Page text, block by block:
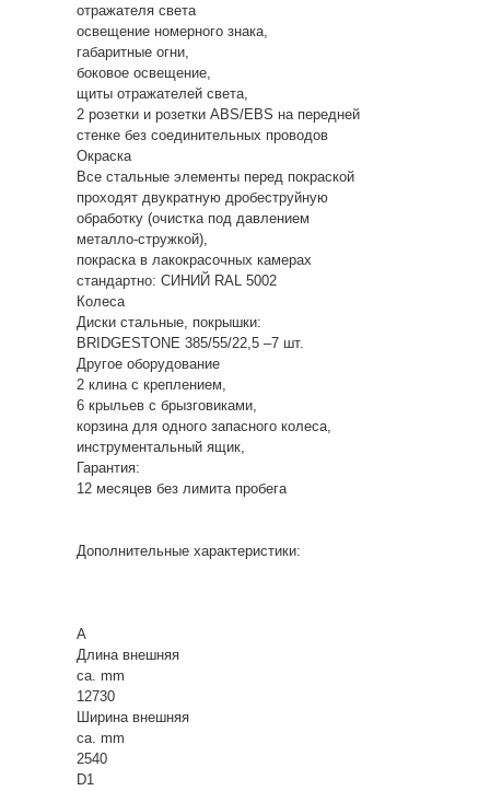
отражателя света
освещение номерного знака,
габаритные огни,
боковое освещение,
щиты отражателей света,
2 розетки и розетки ABS/EBS на передней
стенке без соединительных проводов
Окраска
Все стальные элементы перед покраской
проходят двукратную дробеструйную
обработку (очистка под давлением
металло-стружкой),
покраска в лакокрасочных камерах
стандартно: СИНИЙ RAL 5002
Колеса
Диски стальные, покрышки:
BRIDGESTONE 385/55/22,5 –7 шт.
Другое оборудование
2 клина с креплением,
6 крыльев с брызговиками,
корзина для одного запасного колеса,
инструментальный ящик,
Гарантия:
12 месяцев без лимита пробега
Дополнительные характеристики:
A
Длина внешняя
ca. mm
12730
Ширина внешняя
ca. mm
2540
D1